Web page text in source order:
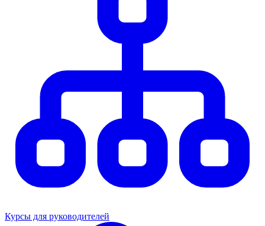
Курсы для руководителей